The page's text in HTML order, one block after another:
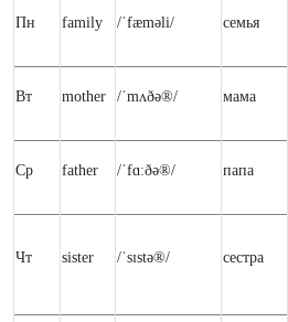
Пн family /ˈfæməli/ семья
Вт mother /ˈmʌðə®/ мама
Ср father /ˈfɑːðə®/ папа
Чт sister /ˈsɪstə®/ сестра